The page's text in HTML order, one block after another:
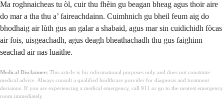
Ma roghnaicheas tu òl, cuir thu fhèin gu beagan bheag agus thoir aire
do mar a tha thu a’ faireachdainn. Cuimhnich gu bheil feum aig do
bhodhaig air lùth gus an galar a shabaid, agus mar sin cuidichidh fòcas
air fois, uisgeachadh, agus deagh bheathachadh thu gus faighinn
seachad air nas luaithe.
Medical Disclaimer: This article is for informational purposes only and does not constitute
medical advice. Always consult a qualified healthcare provider for diagnosis and treatment
decisions. If you are experiencing a medical emergency, call 911 or go to the nearest emergency
room immediately.